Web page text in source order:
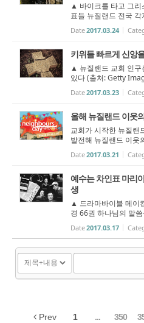
▲ 바이크를 타고 그리
표들 뉴질랜드 전국
들이 그리스도의 복음
24일(금)에서 26일(주
Date2017.03.24
키위들 빠르게 신앙
▲ 뉴질랜드 교회 인구
있다 (출처: Getty
뉴질랜드는 빠르게 신
랜드는 지구상에서 가
Date2017.03.23
올해 뉴질랜드 이웃
교회가 시작한 뉴질랜
발전해 뉴질랜드 이웃
로아(Neighbours
se)와 타카푸나 감리
Date2017.03.21
예수는 차인표 마리
생
▲ 드라마바이블 메이
경 66권 하나님의 말
바이블'이 탄생했다.
경을 오디오 드라마 형
어플리케이...
Date2017.03.17
Prev 1 ... 350